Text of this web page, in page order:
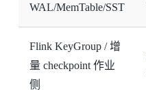
WAL/MemTable/SST
Flink KeyGroup / 增
量 checkpoint 作业
侧